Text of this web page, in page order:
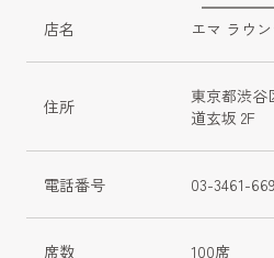
店名 エマ ラウン
住所
東京都渋谷
道玄坂 2F
電話番号 03-3461-
席数 100席